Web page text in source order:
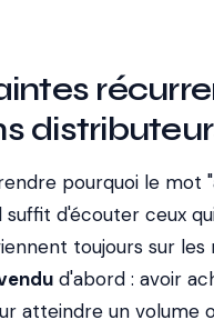
pourquoi le mot
suffit d'écouter ceux
toujours sur les
d'abord : avoir
atteindre un volume